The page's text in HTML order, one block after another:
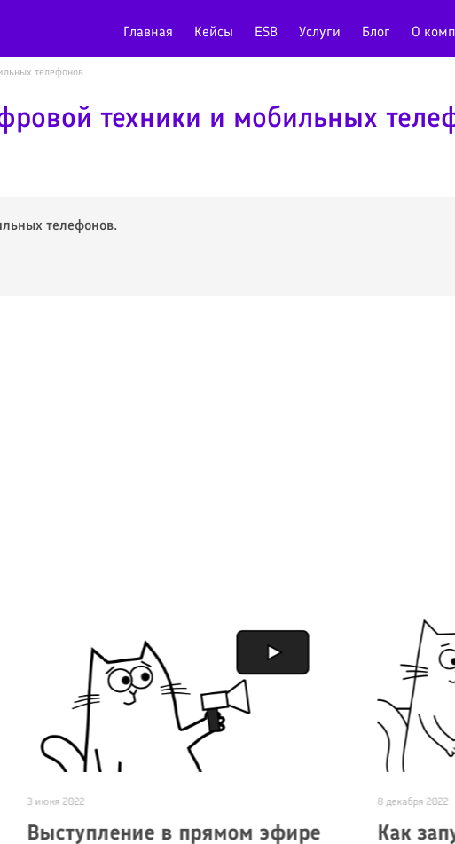
Главная Кейсы ESB Услуги Блог О
телефонов
техники и мобильных
телефонов.
3 июня 2022
Выступление в прямом эфире
8 декабря 2022
Как